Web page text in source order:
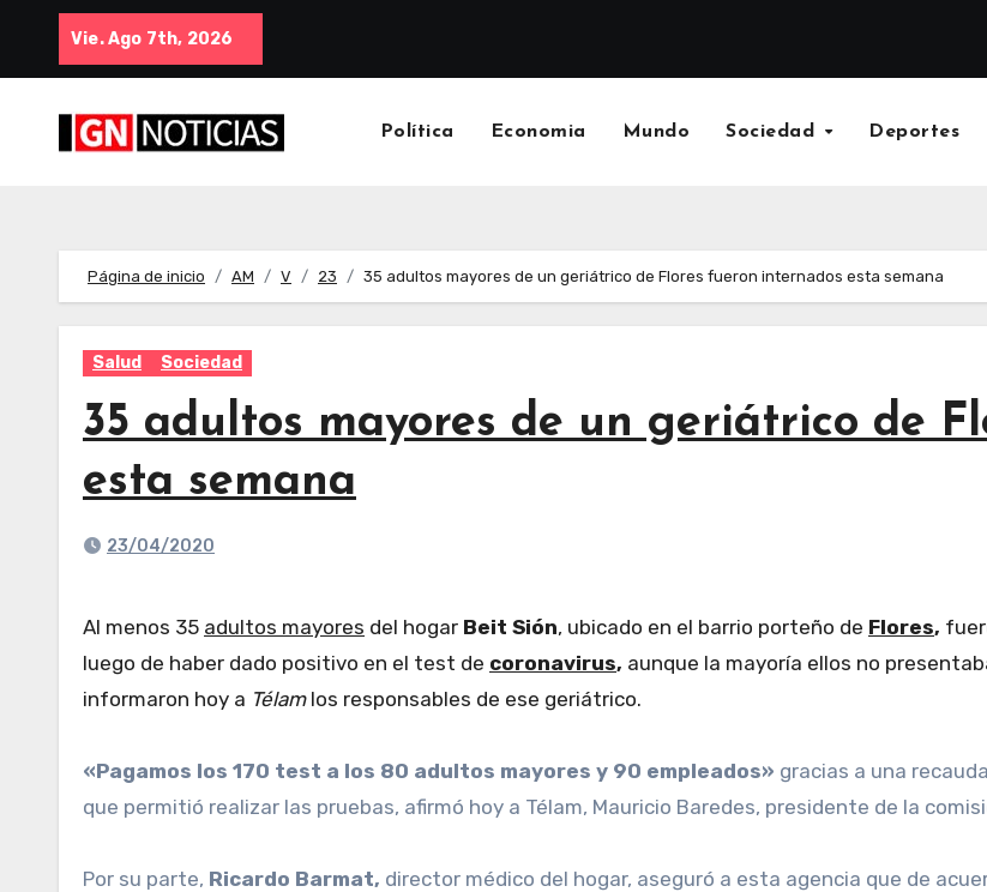
Vie. Ago 7th, 2026
Política Economia Mundo Sociedad Deportes
Página de inicio AM V 23 35 adultos mayores de un geriátrico de Flores fueron internados esta semana
Salud Sociedad
35 adultos mayores de un geriátrico de
esta semana
23/04/2020
Al menos 35 adultos mayores del hogar Beit Sión, ubicado en el barrio porteño de Flores,
luego de haber dado positivo en el test de coronavirus, aunque la mayoría ellos no
informaron hoy a Télam los responsables de ese geriátrico.
«Pagamos los 170 test a los 80 adultos mayores y 90 empleados» gracias a una
que permitió realizar las pruebas, afirmó hoy a Télam, Mauricio Baredes, presidente de la
Por su parte, Ricardo Barmat, director médico del hogar, aseguró a esta agencia que de